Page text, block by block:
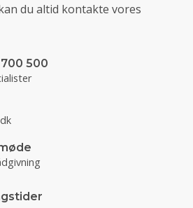
du altid kontakte vores
500